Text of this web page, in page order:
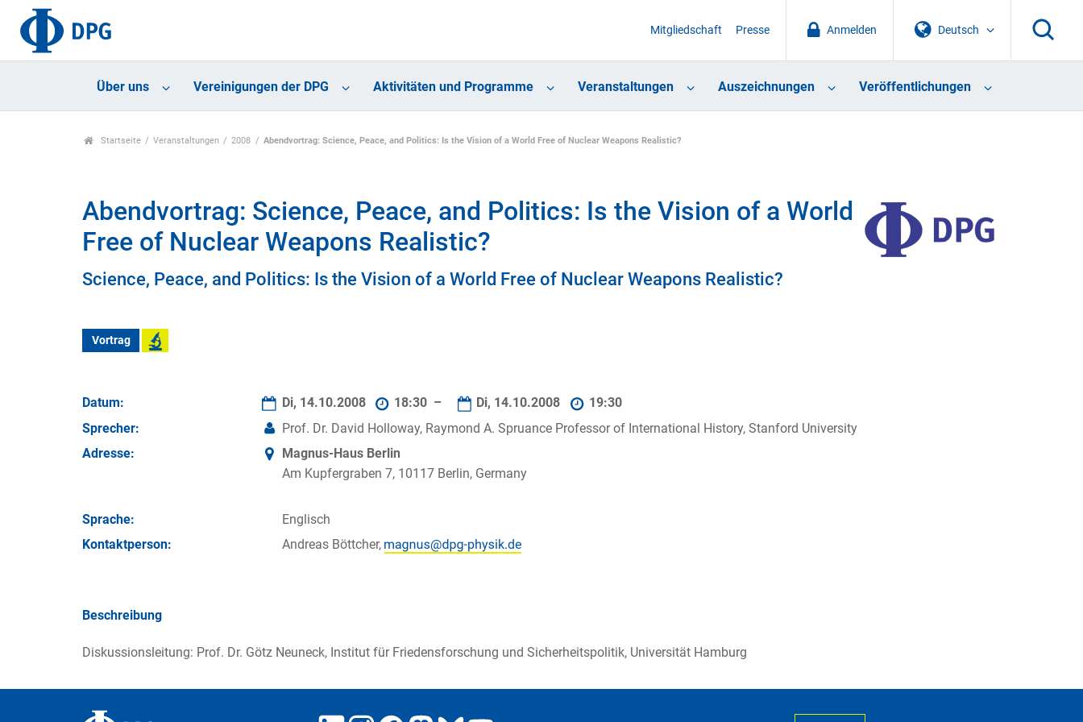
Deutsch
Anmelden
Mitgliedschaft Presse
Über uns Vereinigungen der DPG Aktivitäten und Programme Veranstaltungen Auszeichnungen Veröffentlichungen
Startseite Veranstaltungen 2008 Abendvortrag: Science, Peace, and Politics: Is the Vision of a World Free of Nuclear Weapons Realistic?
Abendvortrag: Science, Peace, and Politics: Is the Vision of a World
Free of Nuclear Weapons Realistic?
Science, Peace, and Politics: Is the Vision of a World Free of Nuclear Weapons Realistic?
Vortrag
Datum: Di, 14.10.2008 18:30 – Di, 14.10.2008
19:30
Sprecher:
Prof. Dr. David Holloway, Raymond A. Spruance Professor of International History, Stanford University
Adresse:
Magnus-Haus Berlin
Am Kupfergraben 7, 10117 Berlin, Germany
Sprache:
Englisch
Kontakt­person:
Andreas Böttcher,
Beschreibung
Diskussionsleitung: Prof. Dr. Götz Neuneck, Institut für Friedensforschung und Sicherheitspolitik, Universität Hamburg